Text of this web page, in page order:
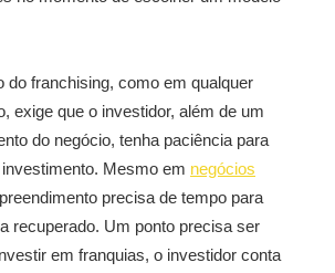
do franchising, como em qualquer
exige que o investidor, além de um
do negócio, tenha paciência para
Mesmo em negócios
precisa de tempo para
recuperado. Um ponto precisa ser
em franquias, o investidor conta